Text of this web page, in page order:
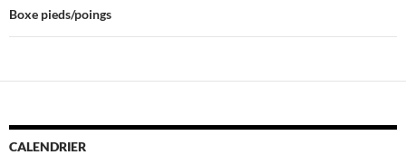
Boxe pieds/poings
CALENDRIER